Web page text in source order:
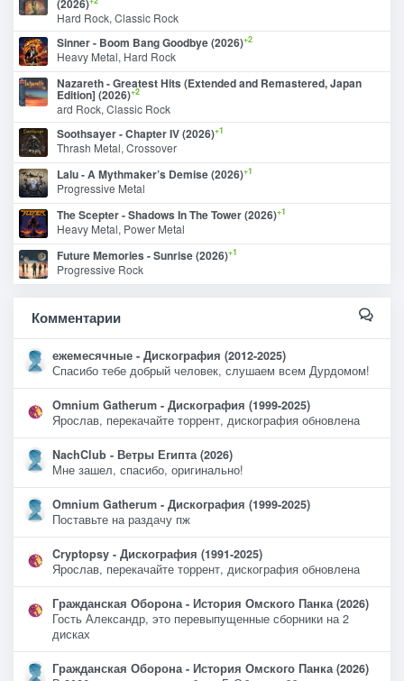
(2026)
Hard Rock, Classic Rock
Sinner - Boom Bang Goodbye (2026)+2
Heavy Metal, Hard Rock
Nazareth - Greatest Hits (Extended and Remastered, Japan
Edition] (2026)+2
ard Rock, Classic Rock
Soothsayer - Chapter IV (2026)+1
Thrash Metal, Crossover
Lalu - A Mythmaker’s Demise (2026)+1
Progressive Metal
The Scepter - Shadows In The Tower (2026)+1
Heavy Metal, Power Metal
Future Memories - Sunrise (2026)+1
Progressive Rock
Комментарии
ежемесячные - Дискография (2012-2025)
Спасибо тебе добрый человек, слушаем всем Дурдомом!
Omnium Gatherum - Дискография (1999-2025)
Ярослав, перекачайте торрент, дискография обновлена
NachClub - Ветры Египта (2026)
Мне зашел, спасибо, оригинально!
Omnium Gatherum - Дискография (1999-2025)
Поставьте на раздачу пж
Cryptopsy - Дискография (1991-2025)
Ярослав, перекачайте торрент, дискография обновлена
Гражданская Оборона - История Омского Панка (2026)
Гость Александр, это перевыпущенные сборники на 2
дисках
Гражданская Оборона - История Омского Панка (2026)